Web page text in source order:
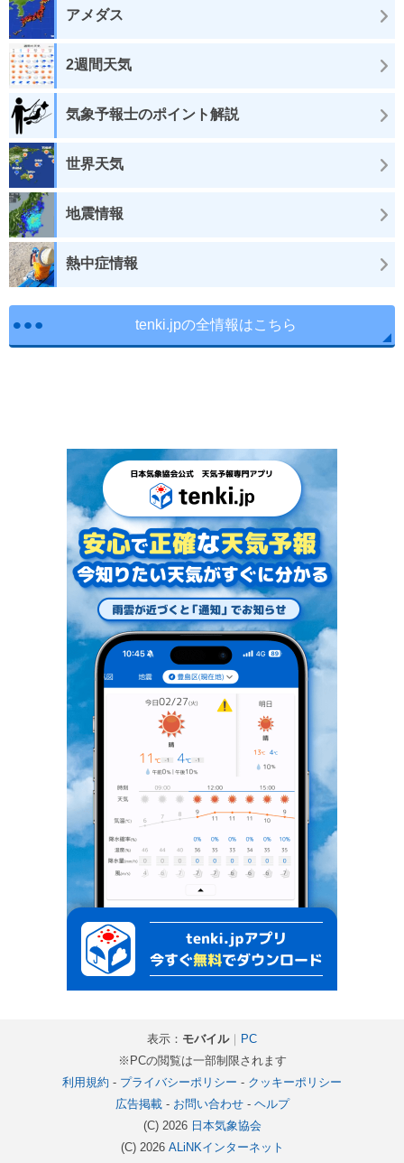
アメダス
2週間天気
気象予報士のポイント解説
世界天気
地震情報
熱中症情報
tenki.jpの全情報はこちら
表示： モバイル｜
PC
※PCの閲覧は一部制限されます
利用規約 - プライバシーポリシー - クッキーポリシー
広告掲載- お問い合わせ- ヘルプ
(C) 2026 日本気象協会
(C) 2026 ALiNKインターネット